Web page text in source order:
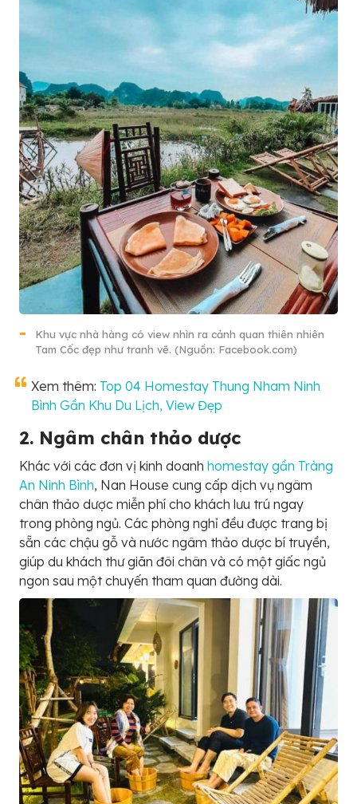
Khu vực nhà hàng có view nhìn ra cảnh quan thiên nhiên
Tam Cốc đẹp như tranh vẽ. (Nguồn: Facebook.com)
Xem thêm: Top 04 Homestay Thung Nham Ninh
Bình Gần Khu Du Lịch, View Đẹp
2. Ngâm chân thảo dược
Khác với các đơn vị kinh doanh homestay gần Tràng
An Ninh Bình, Nan House cung cấp dịch vụ ngâm
chân thảo dược miễn phí cho khách lưu trú ngay
trong phòng ngủ. Các phòng nghỉ đều được trang bị
sẵn các chậu gỗ và nước ngâm thảo dược bí truyền,
giúp du khách thư giãn đôi chân và có một giấc ngủ
ngon sau một chuyến tham quan đường dài.